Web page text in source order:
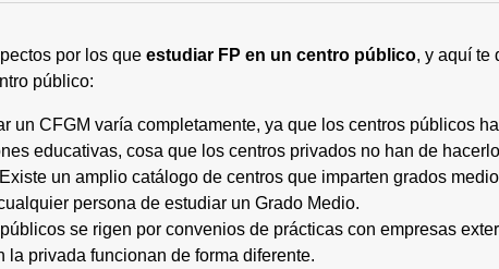
por los queestudiar FP en un centro público, y aquí te
público:
un CFGM varía completamente, ya que los centros públicos
educativas, cosa que los centros privados no han de
un amplio catálogo de centros que imparten grados
persona de estudiar un Grado Medio.
se rigen por convenios de prácticas con empresas
la privada funcionan de forma diferente.